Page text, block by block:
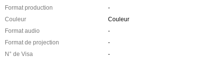
Format production
-
Couleur
Couleur
Format audio
-
Format de projection
-
N° de Visa
-